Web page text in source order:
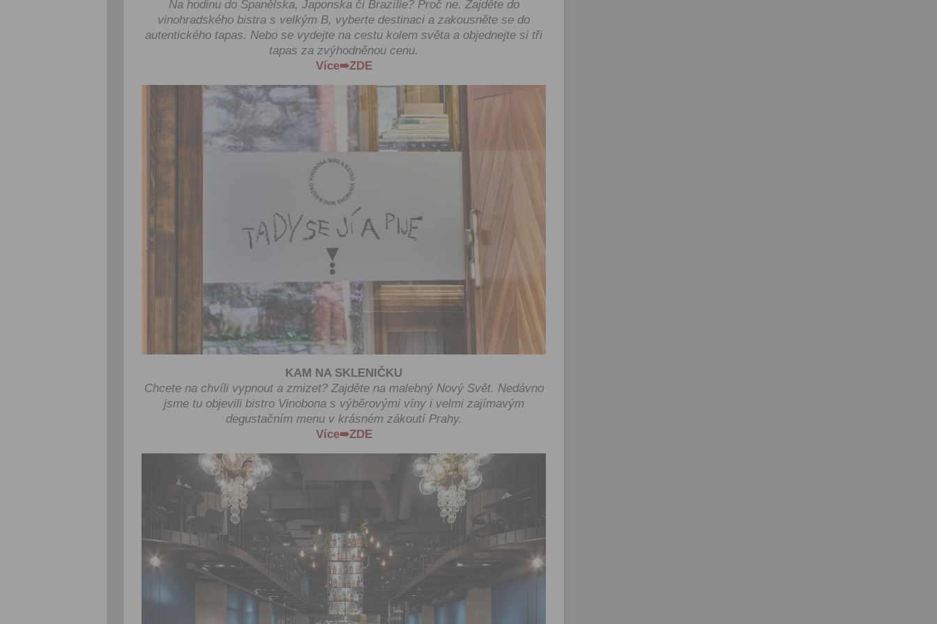
Na hodinu do Španělska, Japonska či Brazílie? Proč ne. Zajděte do
vinohradského bistra s velkým B, vyberte destinaci a zakousněte se do
autentického tapas. Nebo se vydejte na cestu kolem světa a objednejte si tři
tapas za zvýhodněnou cenu.
Více➠ZDE
KAM NA SKLENIČKU
Chcete na chvíli vypnout a zmizet? Zajděte na malebný Nový Svět. Nedávno
jsme tu objevili bistro Vinobona s výběrovými víny i velmi zajímavým
degustačním menu v krásném zákoutí Prahy.
Více➠ZDE
zpracováním osobních údajů za účelem
vytvoření Vašeho uživatelského účtu
nezbytného pro přihlášení uživatele na
webových stránkách a využití jejich
emailem newsletter“ udělujete souhlas
materiálů a pozvánek na akce v Praze.
do odvolání Vašeho souhlasu se
Vyplněním a odesláním tohoto
formuláře potvrzujete, že jste starší 16
obchodní podmínky
jejich obsahem.